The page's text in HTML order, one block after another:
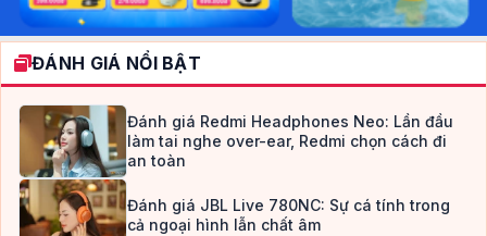
ĐÁNH GIÁ NỔI BẬT
Đánh giá Redmi Headphones Neo: Lần đầu
làm tai nghe over-ear, Redmi chọn cách đi
an toàn
Đánh giá JBL Live 780NC: Sự cá tính trong
cả ngoại hình lẫn chất âm